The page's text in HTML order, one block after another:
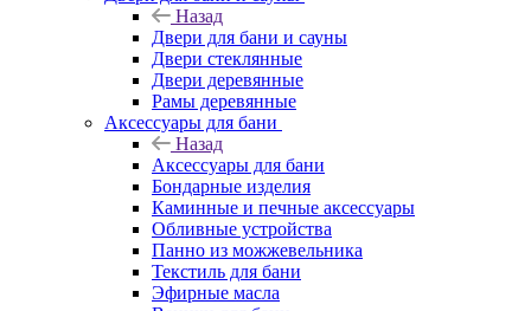
Назад
Двери для бани и сауны
Двери стеклянные
Двери деревянные
Рамы деревянные
Аксессуары для бани
Назад
Аксессуары для бани
Бондарные изделия
Каминные и печные аксессуары
Обливные устройства
Панно из можжевельника
Текстиль для бани
Эфирные масла